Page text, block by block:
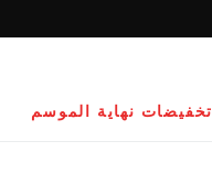
تخفيضات نهاية الموسم